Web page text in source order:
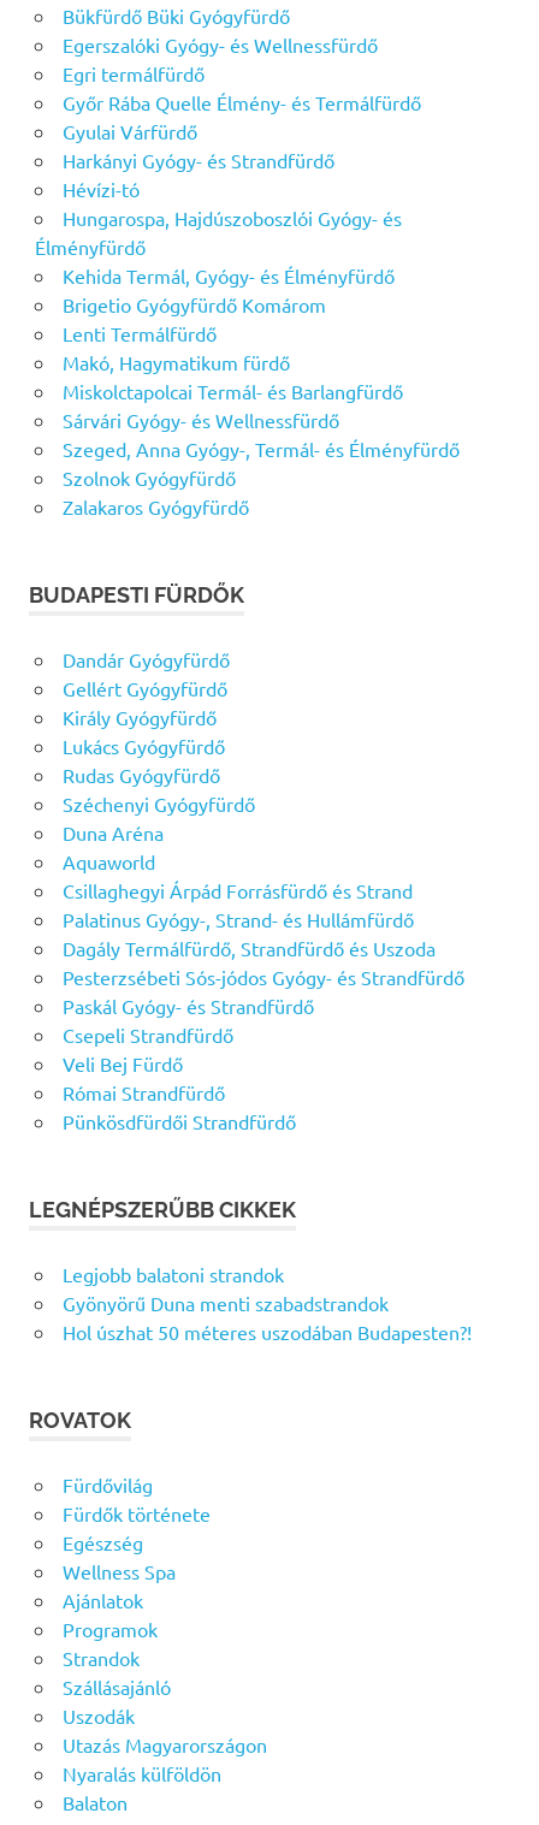
Bükfürdő Büki Gyógyfürdő
Egerszalóki Gyógy- és Wellnessfürdő
Egri termálfürdő
Győr Rába Quelle Élmény- és Termálfürdő
Gyulai Várfürdő
Harkányi Gyógy- és Strandfürdő
Hévízi-tó
Hungarospa, Hajdúszoboszlói Gyógy- és
Élményfürdő
Kehida Termál, Gyógy- és Élményfürdő
Brigetio Gyógyfürdő Komárom
Lenti Termálfürdő
Makó, Hagymatikum fürdő
Miskolctapolcai Termál- és Barlangfürdő
Sárvári Gyógy- és Wellnessfürdő
Szeged, Anna Gyógy-, Termál- és Élményfürdő
Szolnok Gyógyfürdő
Zalakaros Gyógyfürdő
BUDAPESTI FÜRDŐK
Dandár Gyógyfürdő
Gellért Gyógyfürdő
Király Gyógyfürdő
Lukács Gyógyfürdő
Rudas Gyógyfürdő
Széchenyi Gyógyfürdő
Duna Aréna
Aquaworld
Csillaghegyi Árpád Forrásfürdő és Strand
Palatinus Gyógy-, Strand- és Hullámfürdő
Dagály Termálfürdő, Strandfürdő és Uszoda
Pesterzsébeti Sós-jódos Gyógy- és Strandfürdő
Paskál Gyógy- és Strandfürdő
Csepeli Strandfürdő
Veli Bej Fürdő
Római Strandfürdő
Pünkösdfürdői Strandfürdő
LEGNÉPSZERŰBB CIKKEK
Legjobb balatoni strandok
Gyönyörű Duna menti szabadstrandok
Hol úszhat 50 méteres uszodában Budapesten?!
ROVATOK
Fürdővilág
Fürdők története
Egészség
Wellness Spa
Ajánlatok
Programok
Strandok
Szállásajánló
Uszodák
Utazás Magyarországon
Nyaralás külföldön
Balaton